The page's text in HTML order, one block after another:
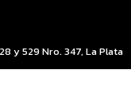
y 529 Nro. 347, La Plata